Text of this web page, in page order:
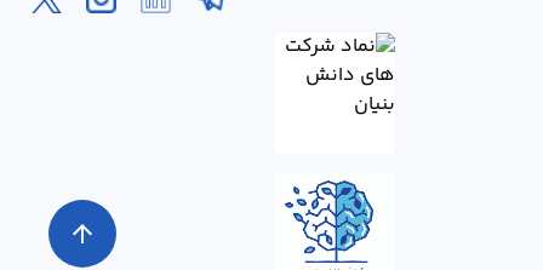
آیا برای امضای این قرارداد،
بخش مجزایی در نظر گرفته
شده است؟
بله. در انتهای هر یک از صفحات نمونه قرارداد سئو سایت
arrow_upward